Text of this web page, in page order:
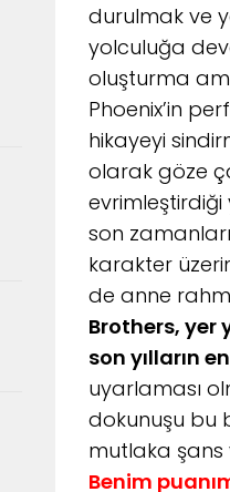
durulmak ve
yolculuğa
oluşturma
Phoenix’in
hikayeyi
olarak göze
evrimleştirdiği
son
karakter
de anne
Brothers, yer
son yılların
uyarlaması
dokunuşu bu
mutlaka şans
Benim